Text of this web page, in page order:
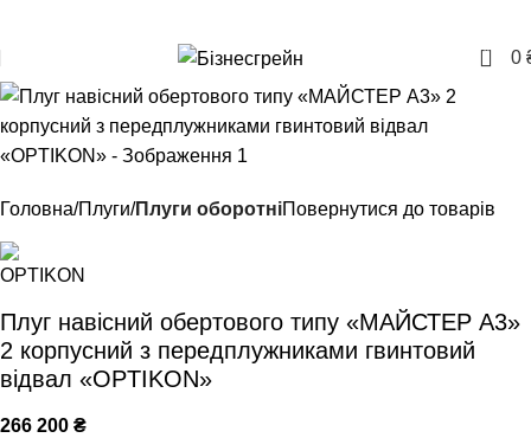
0 0
Головна Плуги Плуги оборотніПовернутися до товарів
Плуг навісний обертового типу «МАЙСТЕР А3»
2 корпусний з передплужниками гвинтовий
відвал «OPTIKON»
266 200 ₴